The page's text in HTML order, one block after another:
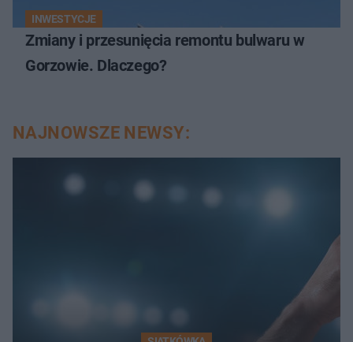
INWESTYCJE
Zmiany i przesunięcia remontu bulwaru w
Gorzowie. Dlaczego?
NAJNOWSZE NEWSY: